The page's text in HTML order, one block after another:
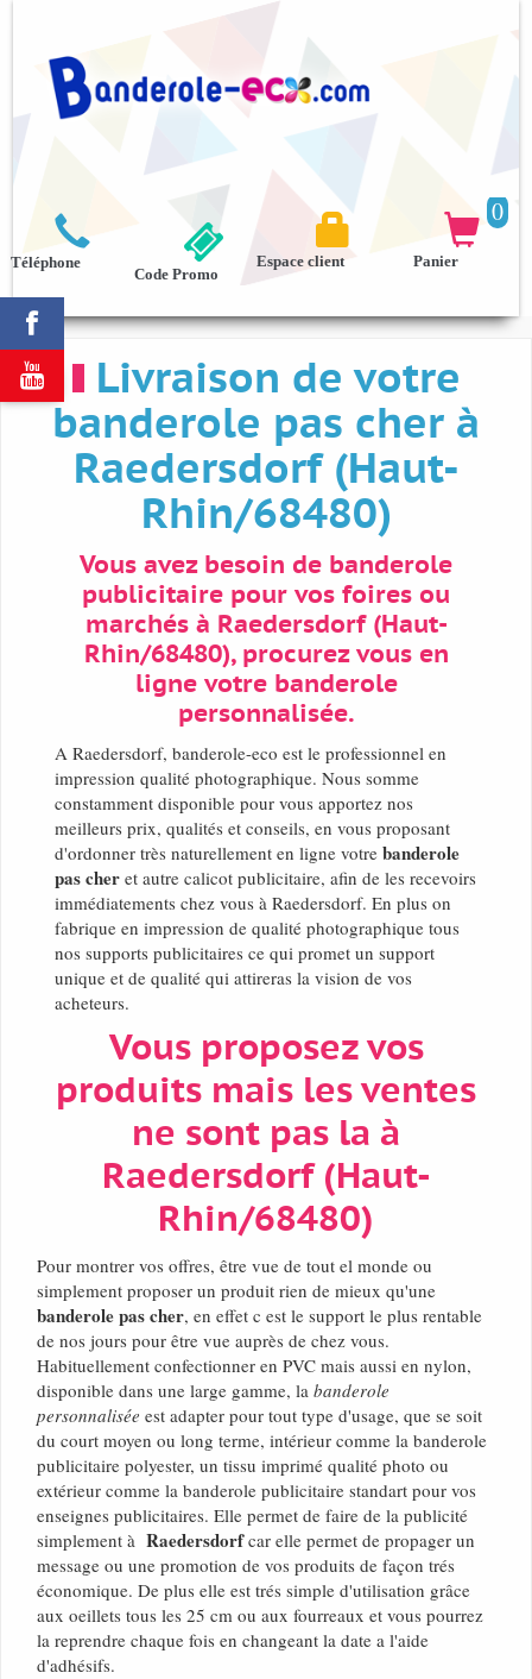



Téléphone
0

Panier

Espace client
Code Promo
Livraison de votre
banderole pas cher à
Raedersdorf (Haut-
Rhin/68480)
Vous avez besoin de banderole
publicitaire pour vos foires ou
marchés à Raedersdorf (Haut-
Rhin/68480), procurez vous en
ligne votre banderole
personnalisée.
A Raedersdorf, banderole-eco est le professionnel en
impression qualité photographique. Nous somme
constamment disponible pour vous apportez nos
meilleurs prix, qualités et conseils, en vous proposant
d'ordonner très naturellement en ligne votre banderole
pas cher et autre calicot publicitaire, afin de les recevoirs
immédiatements chez vous à Raedersdorf. En plus on
fabrique en impression de qualité photographique tous
nos supports publicitaires ce qui promet un support
unique et de qualité qui attireras la vision de vos
acheteurs.
Vous proposez vos
produits mais les ventes
ne sont pas la à
Raedersdorf (Haut-
Rhin/68480)
Pour montrer vos offres, être vue de tout el monde ou
simplement proposer un produit rien de mieux qu'une
banderole pas cher, en effet c est le support le plus rentable
de nos jours pour être vue auprès de chez vous.
Habituellement confectionner en PVC mais aussi en nylon,
disponible dans une large gamme, la banderole
personnalisée est adapter pour tout type d'usage, que se soit
du court moyen ou long terme, intérieur comme la banderole
publicitaire polyester, un tissu imprimé qualité photo ou
extérieur comme la banderole publicitaire standart pour vos
enseignes publicitaires. Elle permet de faire de la publicité
simplement à Raedersdorfcar elle permet de propager un
message ou une promotion de vos produits de façon trés
économique. De plus elle est trés simple d'utilisation grâce
aux oeillets tous les 25 cm ou aux fourreaux et vous pourrez
la reprendre chaque fois en changeant la date a l'aide
d'adhésifs.